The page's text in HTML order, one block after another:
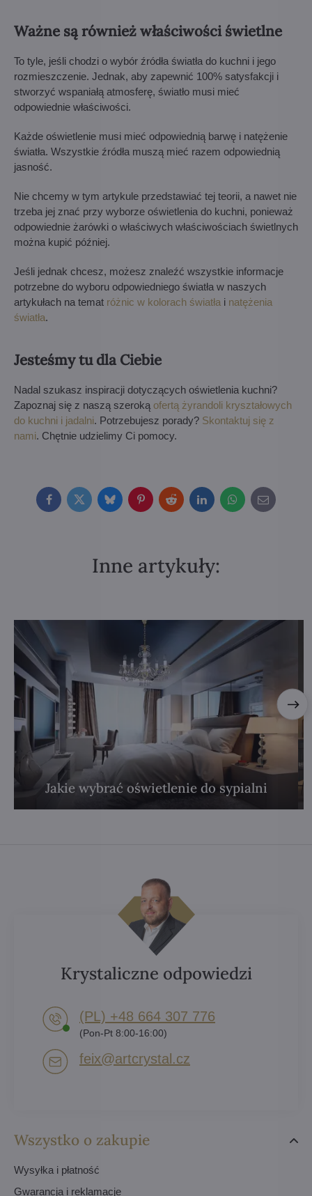
Ważne są również właściwości świetlne
To tyle, jeśli chodzi o wybór źródła światła do kuchni i jego
rozmieszczenie. Jednak, aby zapewnić 100% satysfakcji i
stworzyć wspaniałą atmosferę, światło musi mieć
odpowiednie właściwości.
Każde oświetlenie musi mieć odpowiednią barwę i natężenie
światła. Wszystkie źródła muszą mieć razem odpowiednią
jasność.
Nie chcemy w tym artykule przedstawiać tej teorii, a nawet nie
trzeba jej znać przy wyborze oświetlenia do kuchni, ponieważ
odpowiednie żarówki o właściwych właściwościach świetlnych
można kupić później.
Jeśli jednak chcesz, możesz znaleźć wszystkie informacje
potrzebne do wyboru odpowiedniego światła w naszych
artykułach na temat różnic w kolorach światła i natężenia
światła.
Jesteśmy tu dla Ciebie
Nadal szukasz inspiracji dotyczących oświetlenia kuchni?
Zapoznaj się z naszą szeroką ofertą żyrandoli kryształowych
do kuchni i jadalni. Potrzebujesz porady? Skontaktuj się z
nami. Chętnie udzielimy Ci pomocy.
FacebookTwitterBlueskyPinterestRedditLinkedInWhatsApp
E-
mail
Inne artykuły:
Jakie wybrać oświetlenie do sypialni
Wszystko o zakupie
Wysyłka i płatność
Gwarancja i reklamacje
Krystaliczne odpowiedzi
(PL) +48 664 307 776
(Pon-Pt 8:00-16:00)
feix​@artcrystal​.cz